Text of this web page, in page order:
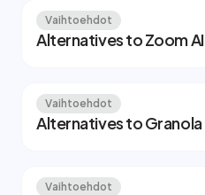
Vaihtoehdot
Alternatives to Zoom AI
Vaihtoehdot
Alternatives to Granola
Vaihtoehdot